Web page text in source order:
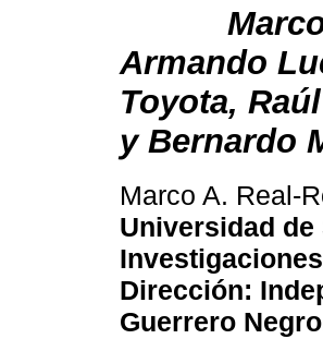
Marco
Armando
Toyota,
y Bernardo
Marco A. Real-
Universidad
Dirección:
Guerrero